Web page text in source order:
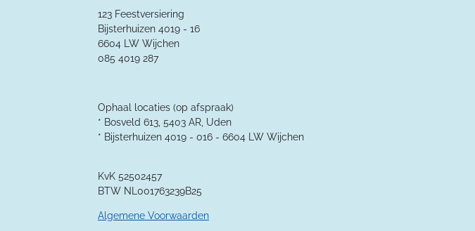
g
:
4
.
7
1
4
5
7
4
e
r
e
r
r
n
e
r
r
n
e
r
n
r
n
123 Feestversiering
Bijsterhuizen 4019 - 16
6604 LW Wijchen
085 4019 287
Ophaal locaties (op afspraak)
* Bosveld 613, 5403 AR, Uden
* Bijsterhuizen 4019 - 016 - 6604 LW Wijchen
KvK 52502457
BTW NL001763239B25
Algemene Voorwaarden